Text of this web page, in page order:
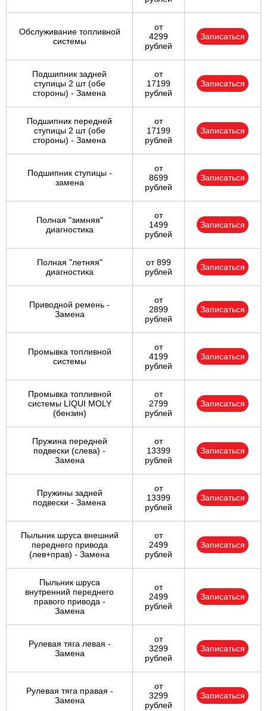
Обслуживание топливной
системы
от
4299
рублей
Записаться
Подшипник задней
ступицы 2 шт (обе
стороны) - Замена
от
17199
рублей
Записаться
Подшипник передней
ступицы 2 шт (обе
стороны) - Замена
от
17199
рублей
Записаться
Подшипник ступицы -
замена
от
8699
рублей
Записаться
Полная "зимняя"
диагностика
от
1499
рублей
Записаться
Полная "летняя"
диагностика
от 899
рублей
Записаться
Приводной ремень -
Замена
от
2899
рублей
Записаться
Промывка топливной
системы
от
4199
рублей
Записаться
Промывка топливной
системы LIQUI MOLY
(бензин)
от
2799
рублей
Записаться
Пружина передней
подвески (слева) -
Замена
от
13399
рублей
Записаться
Пружины задней
подвески - Замена
от
13399
рублей
Записаться
Пыльник шруса внешний
переднего привода
(лев+прав) - Замена
от
2499
рублей
Записаться
Пыльник шруса
внутренний переднего
правого привода -
Замена
от
2499
рублей
Записаться
Рулевая тяга левая -
Замена
от
3299
рублей
Записаться
Рулевая тяга правая -
Замена
от
3299
рублей
Записаться